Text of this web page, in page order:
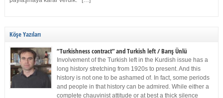
Köşe Yazıları
“Turkishness contract” and Turkish left / Barış Ünlü
Involvement of the Turkish left in the Kurdish issue has a
long history stretching from 1920s to present. And this
history is not one to be ashamed of. In fact, some periods
and people in that history can be admired. While either a
complete chauvinist attitude or at best a thick silence